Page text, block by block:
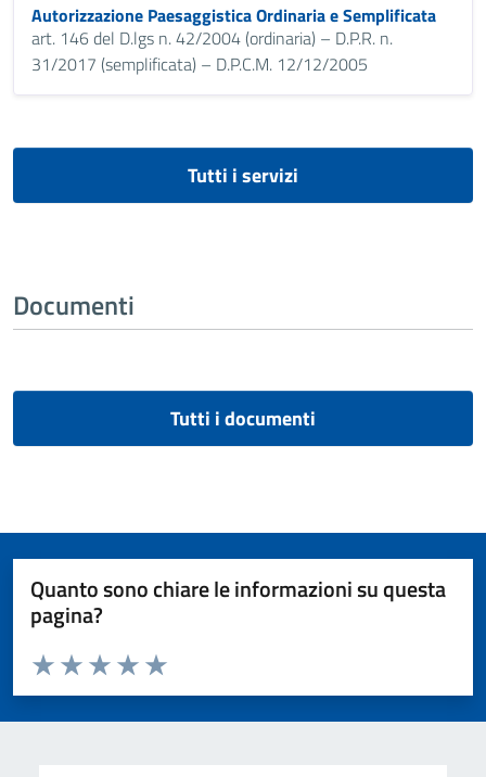
Autorizzazione Paesaggistica Ordinaria e Semplificata
art. 146 del D.lgs n. 42/2004 (ordinaria) – D.P.R. n.
31/2017 (semplificata) – D.P.C.M. 12/12/2005
Tutti i servizi
Documenti
Tutti i documenti
Quanto sono chiare le informazioni su questa
pagina?
Valuta da 1 a 5 stelle la pagina
Valuta 5 stelle su 5
Valuta 4 stelle su 5
Valuta 3 stelle su 5
Valuta 2 stelle su 5
Valuta 1 stelle su 5